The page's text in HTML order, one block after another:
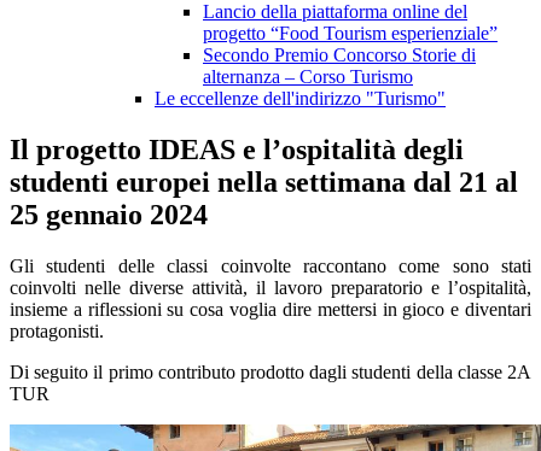
Lancio della piattaforma online del
progetto “Food Tourism esperienziale”
Secondo Premio Concorso Storie di
alternanza – Corso Turismo
Le eccellenze dell'indirizzo "Turismo"
Il progetto IDEAS e l’ospitalità degli
studenti europei nella settimana dal 21 al
25 gennaio 2024
Gli studenti delle classi coinvolte raccontano come sono stati
coinvolti nelle diverse attività, il lavoro preparatorio e l’ospitalità,
insieme a riflessioni su cosa voglia dire mettersi in gioco e diventari
protagonisti.
Di seguito il primo contributo prodotto dagli studenti della classe 2A
TUR